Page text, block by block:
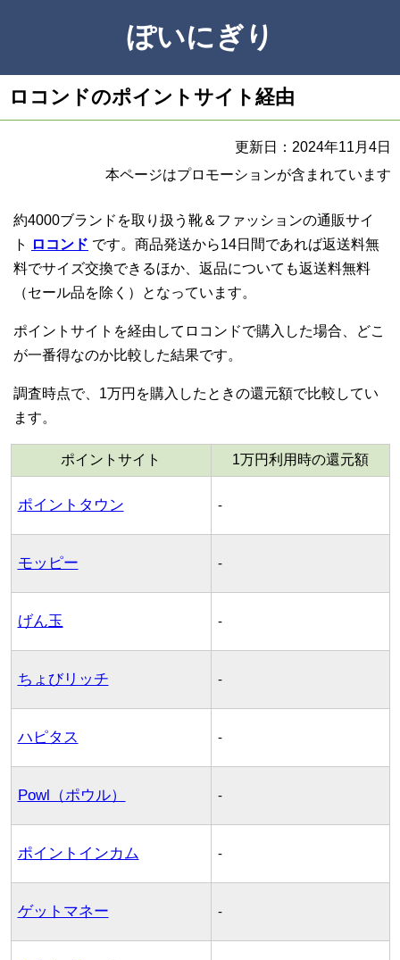
ぽいにぎり
ロコンドのポイントサイト経由
更新日：2024年11月4日
本ページはプロモーションが含まれています
約4000ブランドを取り扱う靴＆ファッションの通販サイ
ト
ロコンド です。商品発送から14日間であれば返送料無
料でサイズ交換できるほか、返品についても返送料無料
（セール品を除く）となっています。
ポイントサイトを経由してロコンドで購入した場合、どこ
が一番得なのか比較した結果です。
調査時点で、1万円を購入したときの還元額で比較してい
ます。
ポイントサイト 1万円利用時の還元額
ポイントタウン -
モッピー -
げん玉 -
ちょびリッチ -
ハピタス -
Powl（ポウル） -
ポイントインカム -
ゲットマネー -